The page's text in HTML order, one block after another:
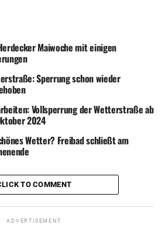
Maiwoche mit einigen
Sperrung schon wieder
Vollsperrung der Wetterstraße ab
2024
Wetter? Freibad schließt am
TO COMMENT
ADVERTISEMENT